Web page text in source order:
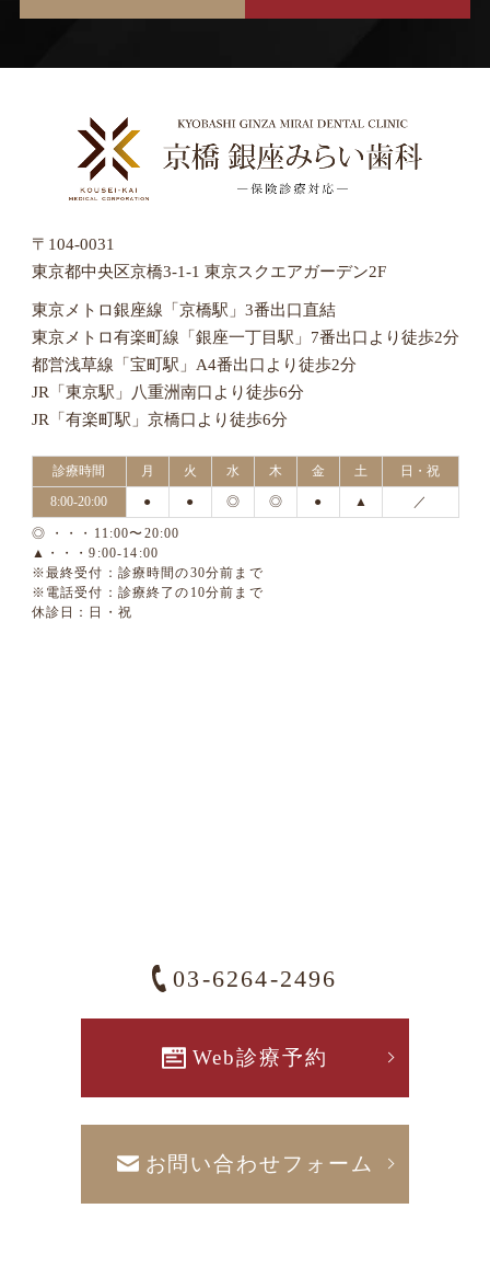
〒104-0031
東京都中央区京橋3-1-1 東京スクエアガーデン2F
東京メトロ銀座線「京橋駅」3番出口直結
東京メトロ有楽町線「銀座一丁目駅」7番出口より徒歩2分
都営浅草線「宝町駅」A4番出口より徒歩2分
JR「東京駅」八重洲南口より徒歩6分
JR「有楽町駅」京橋口より徒歩6分
診療時間 月 火 水 木 金 土
日・祝
8:00-20:00
● ● ◎ ◎ ● ▲ ／
◎ ・・・11:00〜20:00
▲・・・9:00-14:00
※最終受付：診療時間の30分前まで
※電話受付：診療終了の10分前まで
休診日：日・祝
03-6264-2496
Web診療予約
お問い合わせフォーム